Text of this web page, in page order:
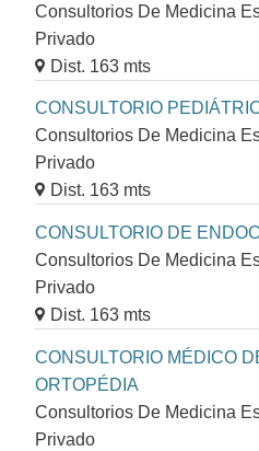
Consultorios De Medicina
Privado
Dist. 163 mts
CONSULTORIO
Consultorios De Medicina
Privado
Dist. 163 mts
CONSULTORIO DE
Consultorios De Medicina
Privado
Dist. 163 mts
CONSULTORIO MÉDICO
ORTOPÉDIA
Consultorios De Medicina
Privado